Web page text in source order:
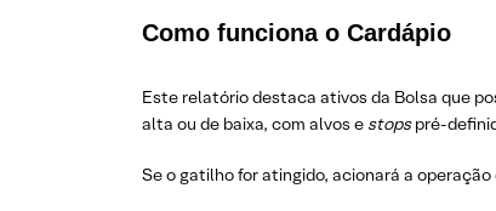
Como funciona o Cardápio
Este relatório destaca ativos da Bolsa que
alta ou de baixa, com alvos e stopspré-
Se o gatilho for atingido, acionará a operação